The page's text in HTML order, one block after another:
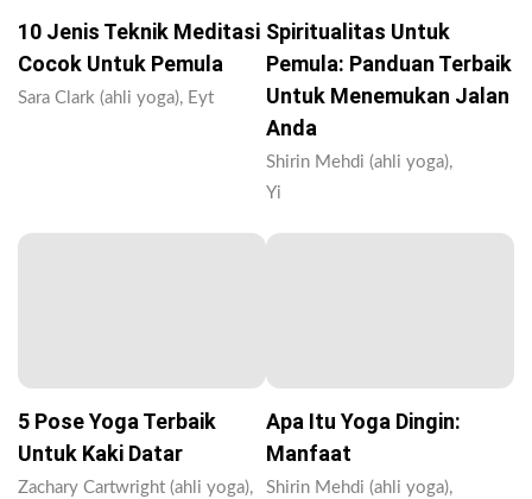
10 Jenis Teknik Meditasi
Cocok Untuk Pemula
Sara Clark (ahli yoga), Eyt
Spiritualitas Untuk
Pemula: Panduan Terbaik
Untuk Menemukan Jalan
Anda
Shirin Mehdi (ahli yoga),
Yi
5 Pose Yoga Terbaik
Untuk Kaki Datar
Zachary Cartwright (ahli yoga),
Apa Itu Yoga Dingin:
Manfaat
Shirin Mehdi (ahli yoga),